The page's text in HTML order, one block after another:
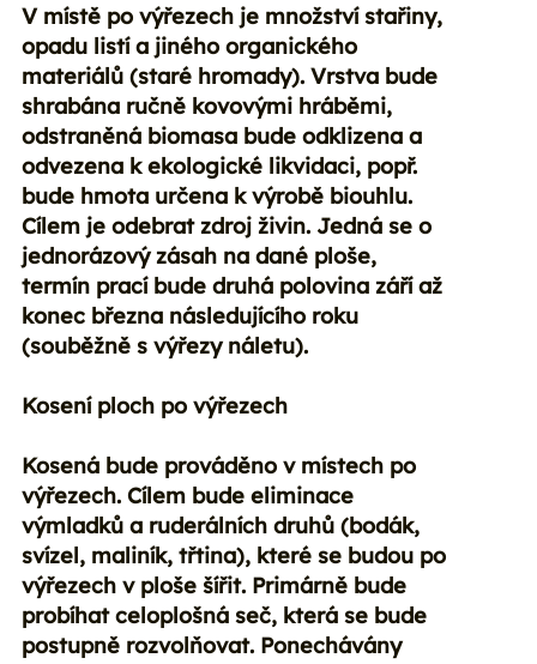
V místě po výřezech je množství stařiny,
opadu listí a jiného organického
materiálů (staré hromady). Vrstva bude
shrabána ručně kovovými hráběmi,
odstraněná biomasa bude odklizena a
odvezena k ekologické likvidaci, popř.
bude hmota určena k výrobě biouhlu.
Cílem je odebrat zdroj živin. Jedná se o
jednorázový zásah na dané ploše,
termín prací bude druhá polovina září až
konec března následujícího roku
(souběžně s výřezy náletu).
Kosení ploch po výřezech
Kosená bude prováděno v místech po
výřezech. Cílem bude eliminace
výmladků a ruderálních druhů (bodák,
svízel, maliník, třtina), které se budou po
výřezech v ploše šířit. Primárně bude
probíhat celoplošná seč, která se bude
postupně rozvolňovat. Ponechávány